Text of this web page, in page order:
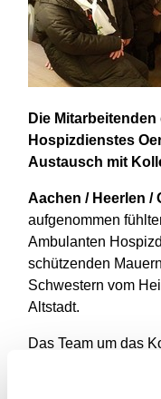
Die
Hospizdienstes
Austausch mit
Aachen / Heerlen /
aufgenommen
Ambulanten
schützenden
Schwestern vom
Altstadt.
Das Team um das
Westemeier und
Schirmherrschaft-